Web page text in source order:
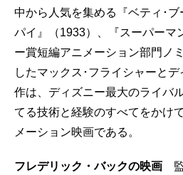
中から人気を集める『ベティ･
パイ』（1933）、『スーパーマ
ー賞短編アニメーション部門ノ
したマックス･フライシャーと
作は、ディズニー最大のライバ
てる技術と経験のすべてをかけ
メーション映画である。
フレデリック・バックの映画